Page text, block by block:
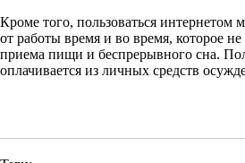
Кроме того, пользоваться интернетом
от работы время и во время, которое
приема пищи и беспрерывного сна.
оплачивается из личных средств